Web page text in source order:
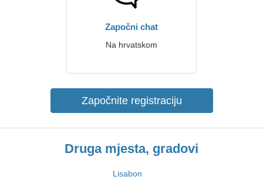
Započni chat
Na hrvatskom
Započnite registraciju
Druga mjesta, gradovi
Lisabon